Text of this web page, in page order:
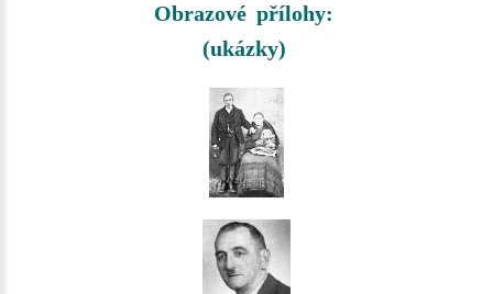
Obrazové přílohy:
(ukázky)